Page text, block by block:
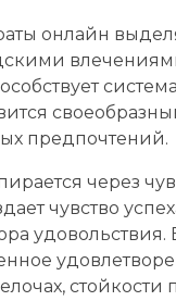
онлайн
предпочтений.
через
чувство
удовольствия.
стойкости